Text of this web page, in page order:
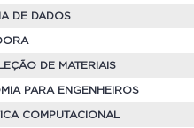
DE DADOS
DE MATERIAIS
PARA ENGENHEIROS
COMPUTACIONAL